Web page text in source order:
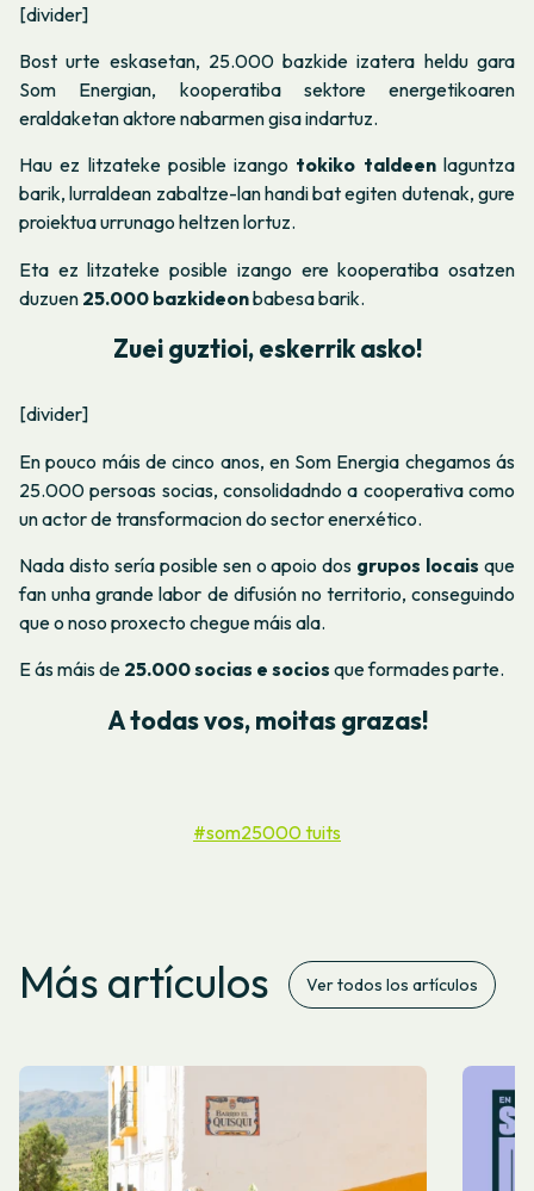
[divider]
Bost urte eskasetan, 25.000 bazkide izatera heldu gara
Som Energian, kooperatiba sektore energetikoaren
eraldaketan aktore nabarmen gisa indartuz.
Hau ez litzateke posible izango tokiko taldeenlaguntza
barik, lurraldean zabaltze-lan handi bat egiten dutenak, gure
proiektua urrunago heltzen lortuz.
Eta ez litzateke posible izango ere kooperatiba osatzen
duzuen 25.000 bazkideonbabesa barik.
Zuei guztioi, eskerrik asko!
[divider]
En pouco máis de cinco anos, en Som Energia chegamos ás
25.000 persoas socias, consolidadndo a cooperativa como
un actor de transformacion do sector enerxético.
Nada disto sería posible sen o apoio dos grupos locais que
fan unha grande labor de difusión no territorio, conseguindo
que o noso proxecto chegue máis ala.
E ás máis de 25.000 socias e socios que formades parte.
A todas vos, moitas grazas!
#som25000 tuits
Más artículos Ver todos los artículos